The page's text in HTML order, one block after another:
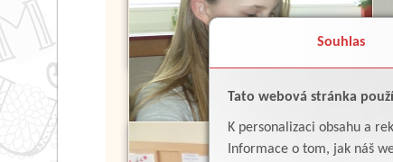
Souhlas
Tato webová stránka
K personalizaci obsahu a
Informace o tom, jak náš